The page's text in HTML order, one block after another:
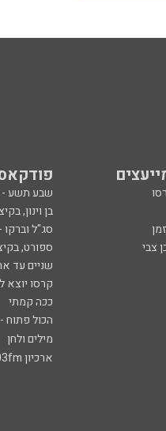
שבע תשע
בן וינון,
סג"ל
צבי ספורט,
שניים עד
קרסו יוצא
ככה קמתי
הכול פתוח
מילים ולחן
ארכיון 103fm